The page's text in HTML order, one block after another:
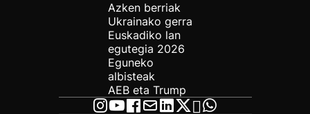
Azken berriak
Ukrainako gerra
Euskadiko lan
egutegia 2026
Eguneko
albisteak
AEB eta Trump